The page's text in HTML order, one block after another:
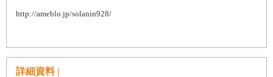
http://ameblo.jp/solanin928/
詳細資料 |